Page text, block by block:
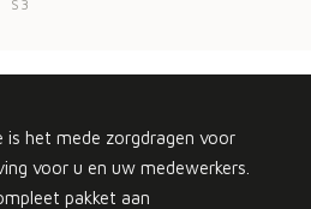
S3
is het mede zorgdragen voor
voor u en uw medewerkers.
pakket aan